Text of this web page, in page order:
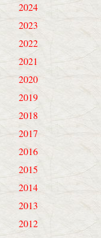
2024
2023
2022
2021
2020
2019
2018
2017
2016
2015
2014
2013
2012